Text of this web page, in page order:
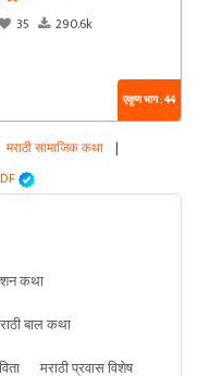
35 290.6k
एकूण भाग : 44
मराठी सामाजिक कथा |
कथा
बाल कथा
मराठी प्रवास विशेष